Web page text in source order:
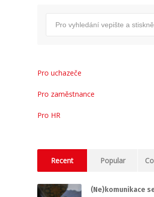
Pro uchazeče
Pro zaměstnance
Pro HR
Recent Popular
(Ne)komunikace